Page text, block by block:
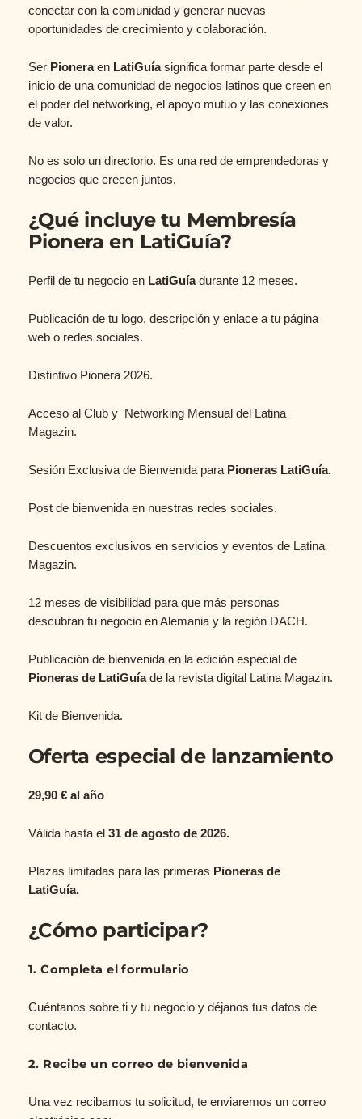
conectar con la comunidad y generar nuevas
oportunidades de crecimiento y colaboración.
Ser Pioneraen LatiGuíasignifica formar parte desde el
inicio de una comunidad de negocios latinos que creen en
el poder del networking, el apoyo mutuo y las conexiones
de valor.
No es solo un directorio. Es una red de emprendedoras y
negocios que crecen juntos.
¿Qué incluye tu Membresía
Pionera en LatiGuía?
Perfil de tu negocio en LatiGuíadurante 12 meses.
Publicación de tu logo, descripción y enlace a tu página
web o redes sociales.
Distintivo Pionera 2026.
Acceso al Club y Networking Mensual del Latina
Magazin.
Sesión Exclusiva de Bienvenida para Pioneras LatiGuía.
Post de bienvenida en nuestras redes sociales.
Descuentos exclusivos en servicios y eventos de Latina
Magazin.
12 meses de visibilidad para que más personas
descubran tu negocio en Alemania y la región DACH.
Publicación de bienvenida en la edición especial de
Pioneras de LatiGuíade la revista digital Latina Magazin.
Kit de Bienvenida.
Oferta especial de lanzamiento
29,90 € al año
Válida hasta el 31 de agosto de 2026.
Plazas limitadas para las primeras Pioneras de
LatiGuía.
¿Cómo participar?
1. Completa el formulario
Cuéntanos sobre ti y tu negocio y déjanos tus datos de
contacto.
2. Recibe un correo de bienvenida
Una vez recibamos tu solicitud, te enviaremos un correo